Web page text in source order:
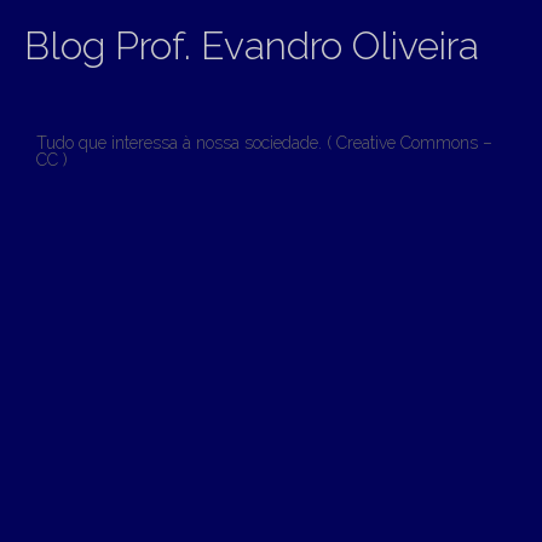
Blog Prof. Evandro Oliveira
Tudo que interessa à nossa sociedade. ( Creative Commons –
CC )